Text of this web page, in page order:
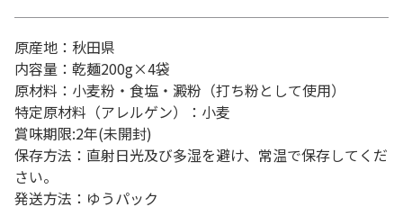
原産地：秋田県
内容量：乾麺200g×4袋
原材料：小麦粉・食塩・澱粉（打ち粉として使用）
特定原材料（アレルゲン）：小麦
賞味期限:2年(未開封)
保存方法：直射日光及び多湿を避け、常温で保存してくだ
さい。
発送方法：ゆうパック